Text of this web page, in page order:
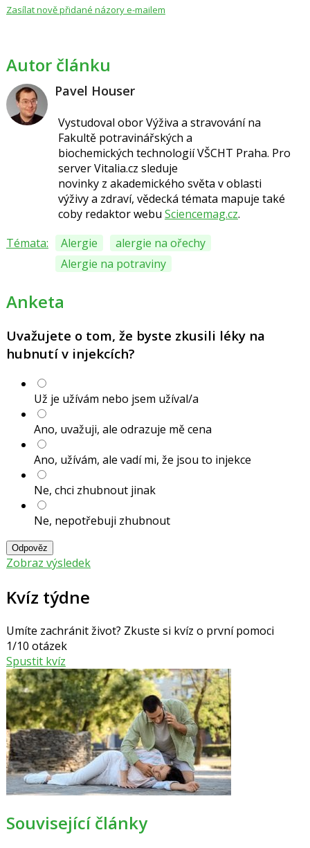
Zasílat nově přidané názory e-mailem
Autor článku
Pavel Houser
Vystudoval obor Výživa a stravování na
Fakultě potravinářských a
biochemických technologií VŠCHT Praha. Pro
server Vitalia.cz sleduje
novinky z akademického světa v oblasti
výživy a zdraví, vědecká témata mapuje také
coby redaktor webu Sciencemag.cz.
Témata:
Alergie
alergie na ořechy
Alergie na potraviny
Anketa
Uvažujete o tom, že byste zkusili léky na
hubnutí v injekcích?
Už je užívám nebo jsem užíval/a
Ano, uvažuji, ale odrazuje mě cena
Ano, užívám, ale vadí mi, že jsou to injekce
Ne, chci zhubnout jinak
Ne, nepotřebuji zhubnout
Odpověz
Zobraz výsledek
Kvíz týdne
Umíte zachránit život? Zkuste si kvíz o první pomoci
1/10 otázek
Spustit kvíz
Související články